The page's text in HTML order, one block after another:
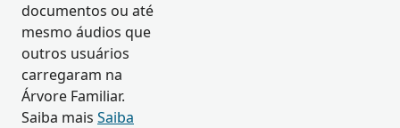
documentos ou até
mesmo áudios que
outros usuários
carregaram na
Árvore Familiar.
Saiba mais Saiba